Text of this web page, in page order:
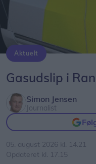
Aktuelt
Gasudslip i
Simon Jensen
Journalist
05. august 2026 kl. 14.21
Opdateret kl. 17.15